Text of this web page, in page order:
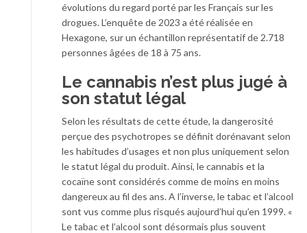
évolutions du regard porté par les Français sur les
drogues. L’enquête de 2023 a été réalisée en
Hexagone, sur un échantillon représentatif de 2.718
personnes âgées de 18 à 75 ans.
Le cannabis n’est plus jugé à
son statut légal
Selon les résultats de cette étude, la dangerosité
perçue des psychotropes se définit dorénavant selon
les habitudes d’usages et non plus uniquement selon
le statut légal du produit. Ainsi, le cannabis et la
cocaïne sont considérés comme de moins en moins
dangereux au fil des ans. A l’inverse, le tabac et l’alcool
sont vus comme plus risqués aujourd’hui qu’en 1999. «
Le tabac et l’alcool sont désormais plus souvent